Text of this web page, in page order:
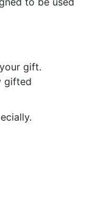
gift.
gifted